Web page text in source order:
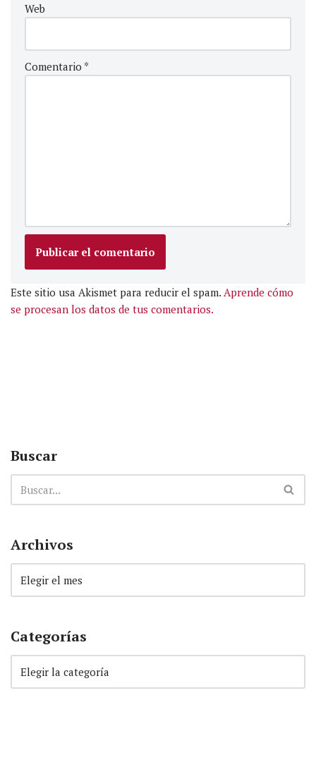
Web
Comentario *
Este sitio usa Akismet para reducir el spam. Aprende cómo
se procesan los datos de tus comentarios.
Buscar
Archivos
Categorías